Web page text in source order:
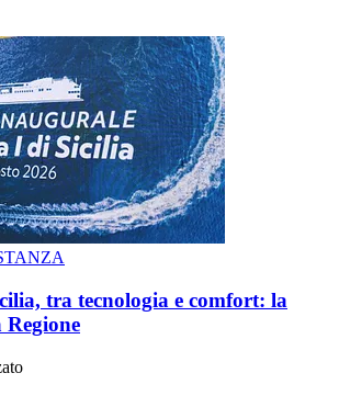
tra tecnologia e comfort: la
Regione